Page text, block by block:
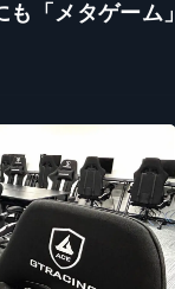
も「メタゲーム」